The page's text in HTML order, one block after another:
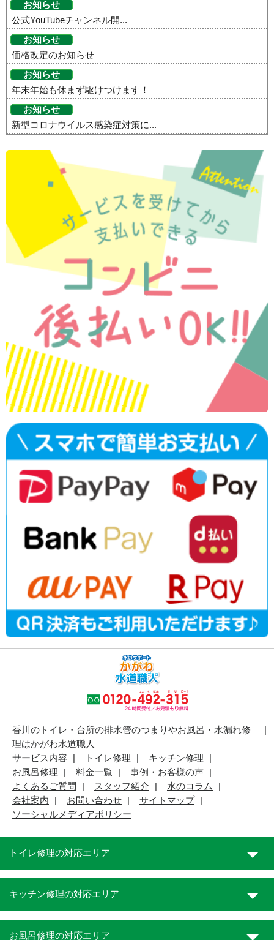
お知らせ
公式YouTubeチャンネル開...
お知らせ
価格改定のお知らせ
お知らせ
年末年始も休まず駆けつけます！
お知らせ
新型コロナウイルス感染症対策に...
香川のトイレ・台所の排水管のつまりやお風呂・水漏れ修
理はかがわ水道職人
サービス内容
トイレ修理
キッチン修理
お風呂修理
料金一覧
事例・お客様の声
よくあるご質問
スタッフ紹介
水のコラム
会社案内
お問い合わせ
サイトマップ
ソーシャルメディアポリシー
トイレ修理の対応エリア
キッチン修理の対応エリア
お風呂修理の対応エリア